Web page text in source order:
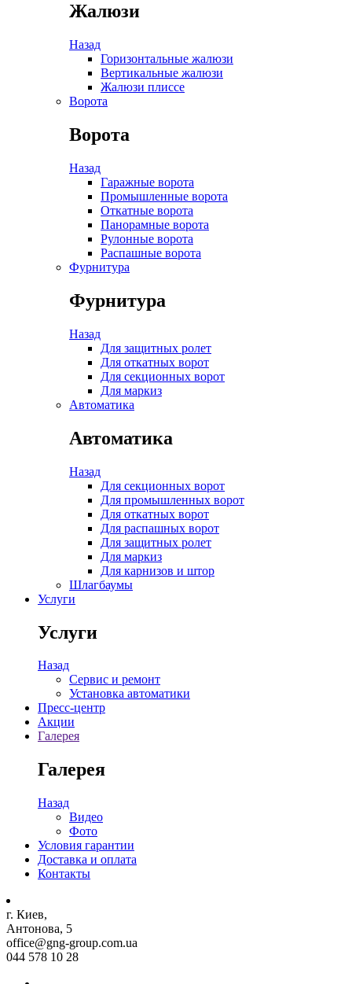
Жалюзи
Назад
Горизонтальные жалюзи
Вертикальные жалюзи
Жалюзи плиссе
Ворота
Ворота
Назад
Гаражные ворота
Промышленные ворота
Откатные ворота
Панорамные ворота
Рулонные ворота
Распашные ворота
Фурнитура
Фурнитура
Назад
Для защитных ролет
Для откатных ворот
Для секционных ворот
Для маркиз
Автоматика
Автоматика
Назад
Для секционных ворот
Для промышленных ворот
Для откатных ворот
Для распашных ворот
Для защитных ролет
Для маркиз
Для карнизов и штор
Шлагбаумы
Услуги
Услуги
Назад
Сервис и ремонт
Установка автоматики
Пресс-центр
Акции
Галерея
Галерея
Назад
Видео
Фото
Условия гарантии
Доставка и оплата
Контакты
г. Киев,
Антонова, 5
office@gng-group.com.ua
044 578 10 28